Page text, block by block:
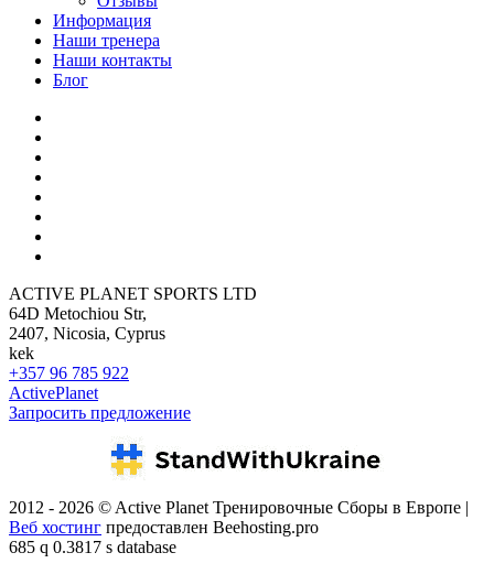
Информация
Наши тренера
Наши контакты
Блог
ACTIVE PLANET SPORTS LTD
64D Metochiou Str,
2407, Nicosia, Cyprus
kek
+357 96 785 922
ActivePlanet
Запросить предложение
2012 - 2026 © Active Planet Тренировочные Сборы в Европе |
Веб хостинг предоставлен Beehosting.pro
685 q 0.3817 s database